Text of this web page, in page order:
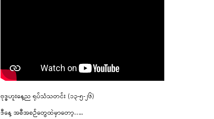
ဗုဒ္ဓဟူးနေ့ည ရုပ်သံသတင်း (၁၃-၅-၂၆)
ဒီနေ့ အစီအစဉ်တွေထဲမှာတော့…..